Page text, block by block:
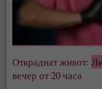
Откраднат живот:
вечер от 20 часа